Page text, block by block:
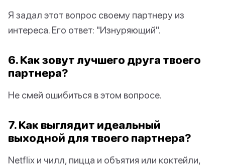
Я задал этот вопрос своему партнеру из
интереса. Его ответ: "Изнуряющий".
6. Как зовут лучшего друга твоего
партнера?
Не смей ошибиться в этом вопросе.
7. Как выглядит идеальный
выходной для твоего партнера?
Netflix и чилл, пицца и объятия или коктейли,